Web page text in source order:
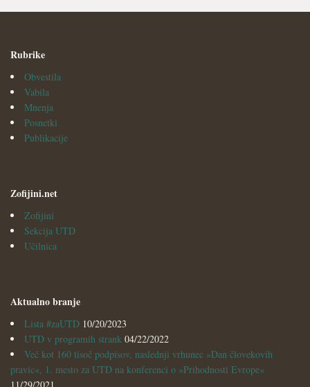
Rubrike
Obvestila
Vabila
Mnenja
Posnetki
Publikacije
Zofijini.net
Zofijini
Sekcija UTD
Učilnica
Aktualno branje
Lista #zaUTD 10/20/2023
UTD v programih strank 04/22/2022
Več kot 160 tisoč podpisov, naslednji vrhunec »Dan človekovih
pravic«, 1. mesto za UTD na konferenci o »Prihodnosti Evrope«